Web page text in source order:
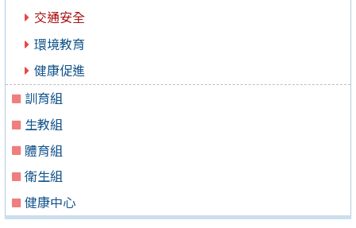
交通安全
環境教育
健康促進
訓育組
生教組
體育組
衛生組
健康中心